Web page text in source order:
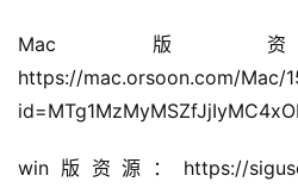
Mac版
https://mac.orsoon.com/Mac/
win版资源：https://